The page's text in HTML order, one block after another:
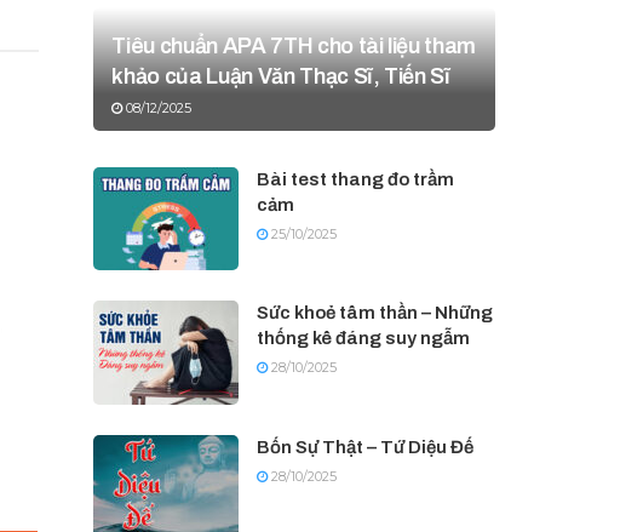
Tiêu chuẩn APA 7TH cho tài liệu tham
khảo của Luận Văn Thạc Sĩ, Tiến Sĩ
08/12/2025
Bài test thang đo trầm
cảm
25/10/2025
Sức khoẻ tâm thần – Những
thống kê đáng suy ngẫm
28/10/2025
Bốn Sự Thật – Tứ Diệu Đế
28/10/2025